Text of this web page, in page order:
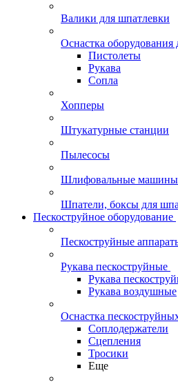
Валики для шпатлевки
Оснастка оборудования
Пистолеты
Рукава
Сопла
Хопперы
Штукатурные станции
Пылесосы
Шлифовальные машины
Шпатели, боксы для
Пескоструйное оборудование
Пескоструйные
Рукава пескоструйные
Рукава
Рукава воздушные
Оснастка
Соплодержатели
Сцепления
Тросики
Еще